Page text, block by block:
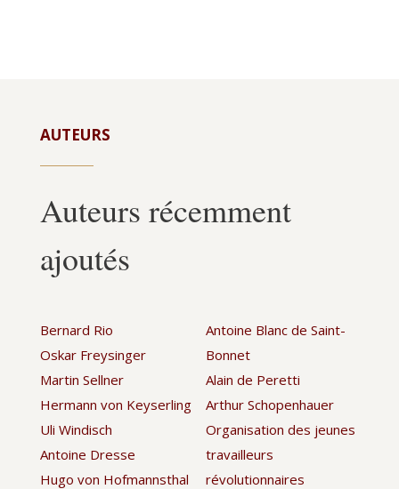
AUTEURS
Auteurs récemment
ajoutés
Bernard Rio
Oskar Freysinger
Martin Sellner
Hermann von Keyserling
Uli Windisch
Antoine Dresse
Hugo von Hofmannsthal
Antoine Blanc de Saint-
Bonnet
Alain de Peretti
Arthur Schopenhauer
Organisation des jeunes
travailleurs
révolutionnaires